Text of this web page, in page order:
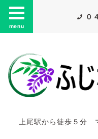
menu
０
上尾駅から徒歩５分